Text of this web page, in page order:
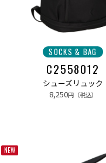
SOCKS & BAG
C2558012
シューズリュック
8,250円（税込）
NEW